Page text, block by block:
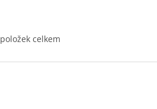
O
l
položek celkem